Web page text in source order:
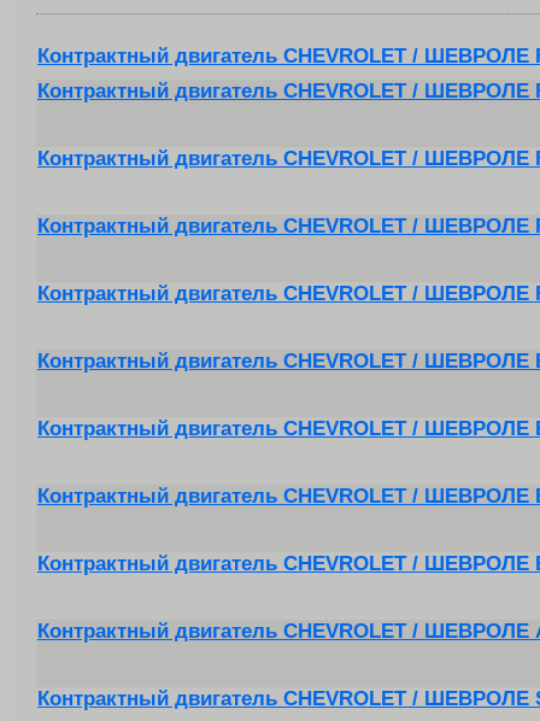
Контрактный двигатель CHEVROLET / ШЕВРОЛЕ
Контрактный двигатель CHEVROLET / ШЕВРОЛЕ
Контрактный двигатель CHEVROLET / ШЕВРОЛЕ
Контрактный двигатель CHEVROLET / ШЕВРОЛЕ
Контрактный двигатель CHEVROLET / ШЕВРОЛЕ
Контрактный двигатель CHEVROLET / ШЕВРОЛЕ
Контрактный двигатель CHEVROLET / ШЕВРОЛЕ
Контрактный двигатель CHEVROLET / ШЕВРОЛЕ
Контрактный двигатель CHEVROLET / ШЕВРОЛЕ
Контрактный двигатель CHEVROLET / ШЕВРОЛЕ
Контрактный двигатель CHEVROLET / ШЕВРОЛЕ